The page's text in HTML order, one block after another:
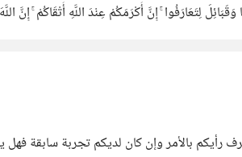
لِتَعَارَفُوا ۚ إِنَّ أَكْرَمَكُمْ عِنْدَ اللَّهِ أَتْقَاكُمْ
بالأمر وإن كان لديكم تجربة سابقة فهل